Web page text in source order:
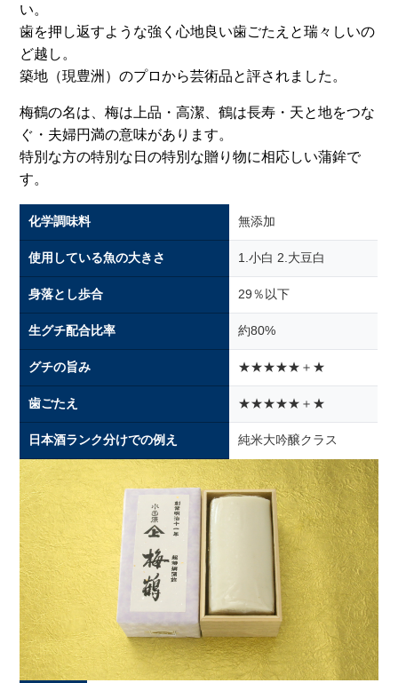
い。
歯を押し返すような強く心地良い歯ごたえと瑞々しいの
ど越し。
築地（現豊洲）のプロから芸術品と評されました。
梅鶴の名は、梅は上品・高潔、鶴は長寿・天と地をつな
ぐ・夫婦円満の意味があります。
特別な方の特別な日の特別な贈り物に相応しい蒲鉾で
す。
化学調味料 無添加
使用している魚の大きさ 1.小白 2.大豆白
身落とし歩合 29％以下
生グチ配合比率 約80%
グチの旨み ★★★★★＋★
歯ごたえ ★★★★★＋★
日本酒ランク分けでの例え 純米大吟醸クラス